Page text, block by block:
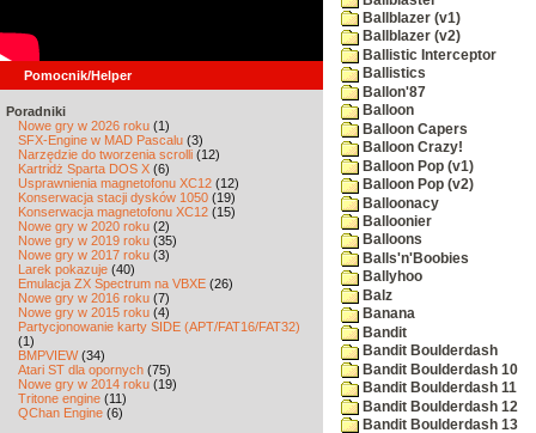
Pomocnik/Helper
Poradniki
Nowe gry w 2026 roku (1)
SFX-Engine w MAD Pascalu (3)
Narzędzie do tworzenia scrolli (12)
Kartridż Sparta DOS X (6)
Usprawnienia magnetofonu XC12 (12)
Konserwacja stacji dysków 1050 (19)
Konserwacja magnetofonu XC12 (15)
Nowe gry w 2020 roku (2)
Nowe gry w 2019 roku (35)
Nowe gry w 2017 roku (3)
Larek pokazuje (40)
Emulacja ZX Spectrum na VBXE (26)
Nowe gry w 2016 roku (7)
Nowe gry w 2015 roku (4)
Partycjonowanie karty SIDE (APT/FAT16/FAT32)
(1)
BMPVIEW(34)
Atari ST dla opornych (75)
Nowe gry w 2014 roku (19)
Tritone engine (11)
QChan Engine (6)
Ballblazer (v1)
Ballblazer (v2)
Ballistic Interceptor
Ballistics
Ballon'87
Balloon
Balloon Capers
Balloon Crazy!
Balloon Pop (v1)
Balloon Pop (v2)
Balloonacy
Balloonier
Balloons
Balls'n'Boobies
Ballyhoo
Balz
Banana
Bandit
Bandit Boulderdash
Bandit Boulderdash 10
Bandit Boulderdash 11
Bandit Boulderdash 12
Bandit Boulderdash 13